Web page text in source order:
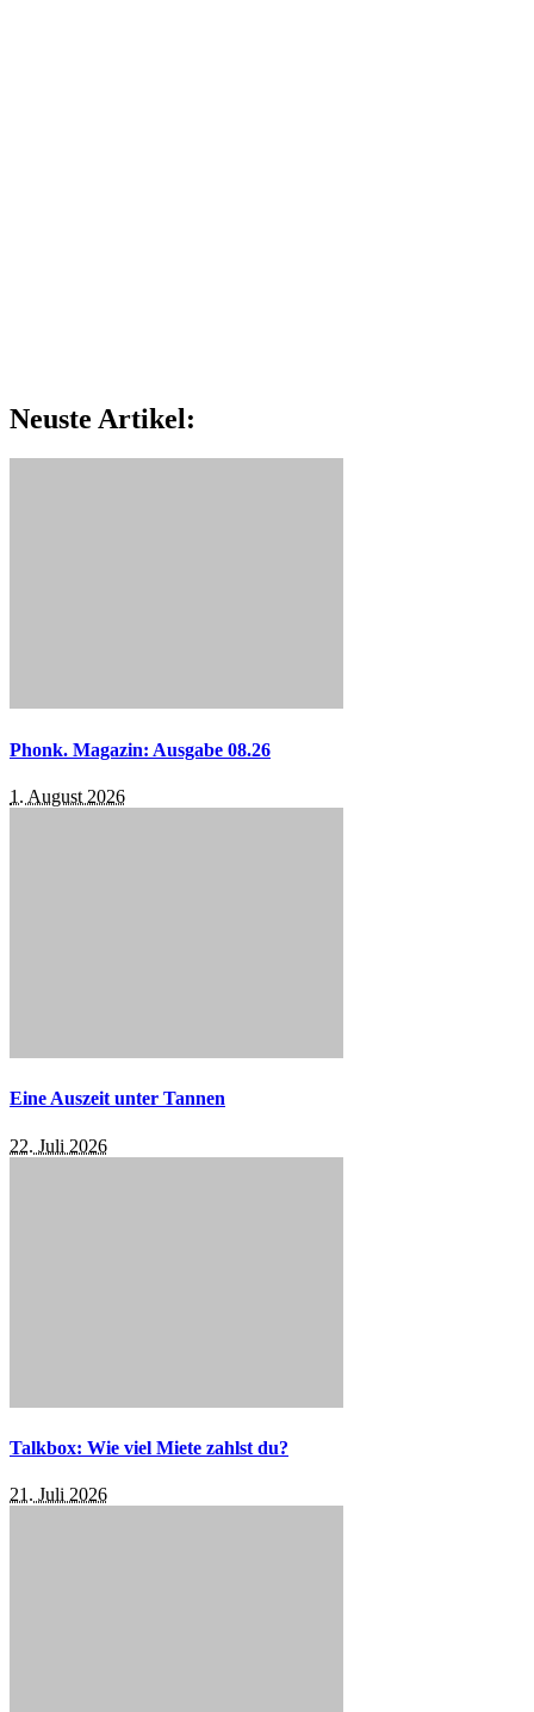
Neuste Artikel:
Phonk. Magazin: Ausgabe 08.26
1. August 2026
Eine Auszeit unter Tannen
22. Juli 2026
Talkbox: Wie viel Miete zahlst du?
21. Juli 2026